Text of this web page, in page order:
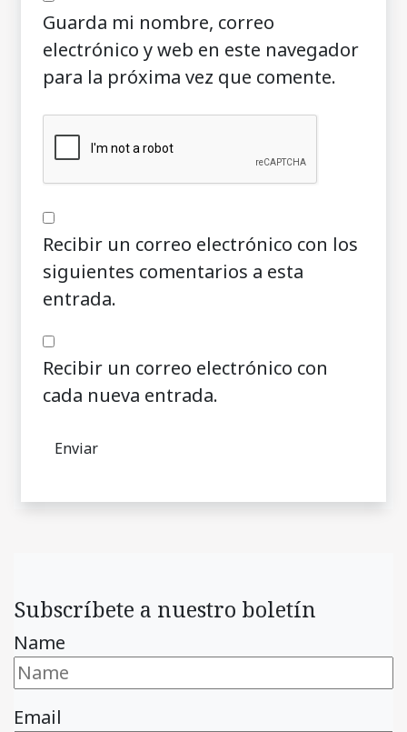
Guarda mi nombre, correo
electrónico y web en este navegador
para la próxima vez que comente.
Recibir un correo electrónico con los
siguientes comentarios a esta
entrada.
Recibir un correo electrónico con
cada nueva entrada.
Subscríbete a nuestro boletín
Name
Email